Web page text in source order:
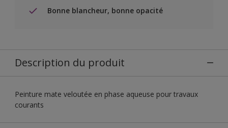
Bonne blancheur, bonne opacité
Description du produit
Peinture mate veloutée en phase aqueuse pour travaux
courants